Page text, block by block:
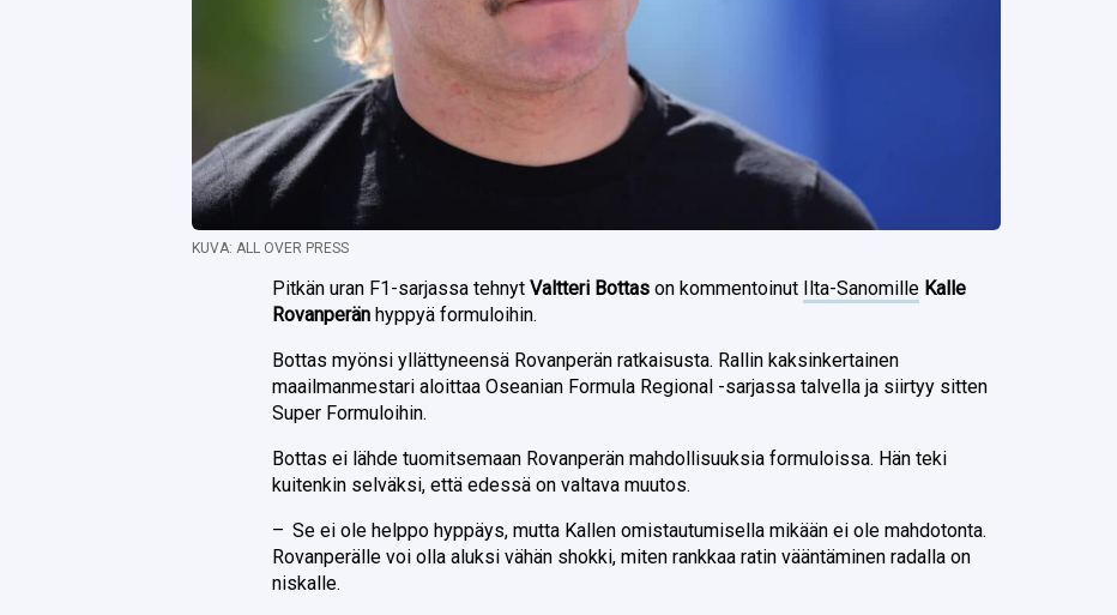
KUVA: ALL OVER PRESS
Pitkän uran F1-sarjassa tehnytValtteri Bottason kommentoinut Ilta-Sanomille Kalle
Rovanperän hyppyä formuloihin.
Bottas myönsi yllättyneensä Rovanperän ratkaisusta. Rallin kaksinkertainen
maailmanmestari aloittaa Oseanian Formula Regional -sarjassa talvella ja siirtyy sitten
Super Formuloihin.
Bottas ei lähde tuomitsemaan Rovanperän mahdollisuuksia formuloissa. Hän teki
kuitenkin selväksi, että edessä on valtava muutos.
– Se ei ole helppo hyppäys, mutta Kallen omistautumisella mikään ei ole mahdotonta.
Rovanperälle voi olla aluksi vähän shokki, miten rankkaa ratin vääntäminen radalla on
niskalle.